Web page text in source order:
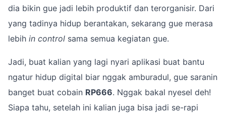
dia bikin gue jadi lebih produktif dan terorganisir. Dari
yang tadinya hidup berantakan, sekarang gue merasa
lebih in control sama semua kegiatan gue.
Jadi, buat kalian yang lagi nyari aplikasi buat bantu
ngatur hidup digital biar nggak amburadul, gue saranin
banget buat cobain RP666. Nggak bakal nyesel deh!
Siapa tahu, setelah ini kalian juga bisa jadi se-rapi